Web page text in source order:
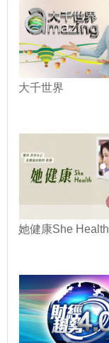
大千世界
她健康She Health